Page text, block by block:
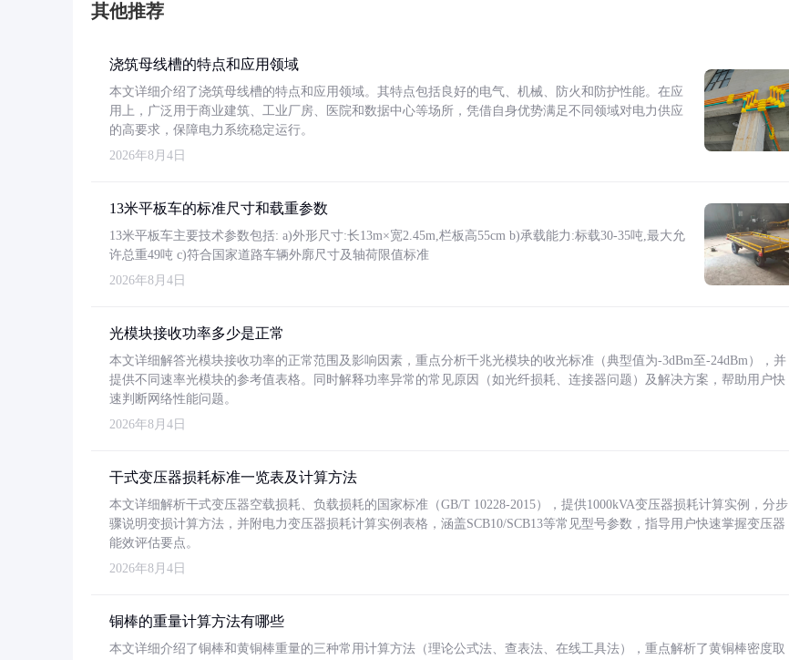
其他推荐
浇筑母线槽的特点和应用领域
本文详细介绍了浇筑母线槽的特点和应用领域。其特点包括良好的电气、机械、防火和防护性能。在应
用上，广泛用于商业建筑、工业厂房、医院和数据中心等场所，凭借自身优势满足不同领域对电力供应
的高要求，保障电力系统稳定运行。
2026年8月4日
13米平板车的标准尺寸和载重参数
13米平板车主要技术参数包括: a)外形尺寸:长13m×宽2.45m,栏板高55cm b)承载能力:标载30-35吨,最大允
许总重49吨 c)符合国家道路车辆外廓尺寸及轴荷限值标准
2026年8月4日
光模块接收功率多少是正常
本文详细解答光模块接收功率的正常范围及影响因素，重点分析千兆光模块的收光标准（典型值为-3dBm至-24dBm），并
提供不同速率光模块的参考值表格。同时解释功率异常的常见原因（如光纤损耗、连接器问题）及解决方案，帮助用户快
速判断网络性能问题。
2026年8月4日
干式变压器损耗标准一览表及计算方法
本文详细解析干式变压器空载损耗、负载损耗的国家标准（GB/T 10228-2015），提供1000kVA变压器损耗计算实例，分步
骤说明变损计算方法，并附电力变压器损耗计算实例表格，涵盖SCB10/SCB13等常见型号参数，指导用户快速掌握变压器
能效评估要点。
2026年8月4日
铜棒的重量计算方法有哪些
本文详细介绍了铜棒和黄铜棒重量的三种常用计算方法（理论公式法、查表法、在线工具法），重点解析了黄铜棒密度取